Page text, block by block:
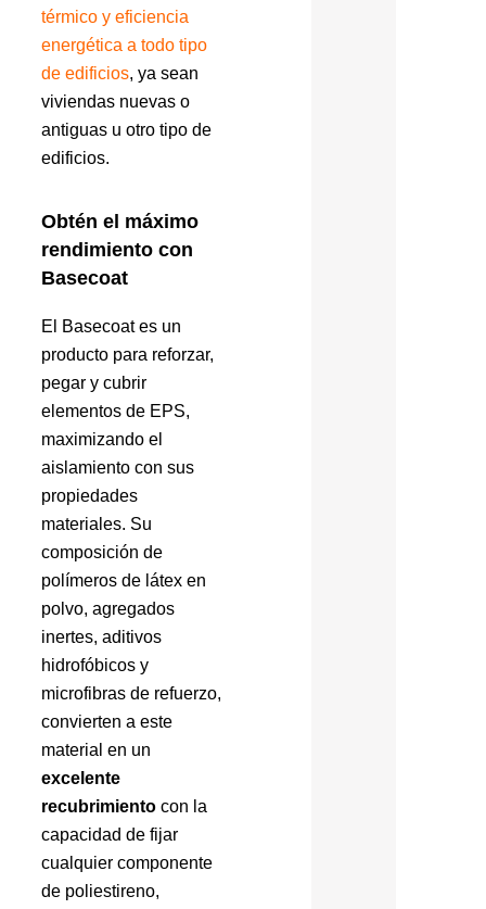
térmico y eficiencia
energética a todo tipo
de edificios, ya sean
viviendas nuevas o
antiguas u otro tipo de
edificios.
Obtén el máximo
rendimiento con
Basecoat
El Basecoat es un
producto para reforzar,
pegar y cubrir
elementos de EPS,
maximizando el
aislamiento con sus
propiedades
materiales. Su
composición de
polímeros de látex en
polvo, agregados
inertes, aditivos
hidrofóbicos y
microfibras de refuerzo,
convierten a este
material en un
excelente
recubrimientocon la
capacidad de fijar
cualquier componente
de poliestireno,